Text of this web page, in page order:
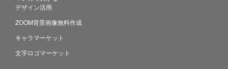
デザイン活用
ZOOM背景画像無料作成
キャラマーケット
文字ロゴマーケット